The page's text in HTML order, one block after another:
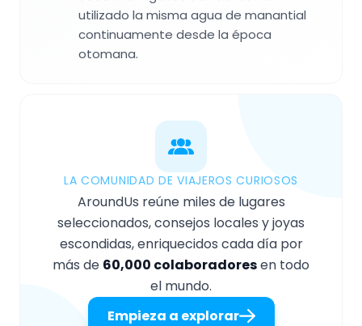
utilizado la misma agua de manantial
continuamente desde la época
otomana.
LA COMUNIDAD DE VIAJEROS CURIOSOS
AroundUs reúne miles de lugares
seleccionados, consejos locales y joyas
escondidas, enriquecidos cada día por
más de 60,000 colaboradoresen todo
el mundo.
Empieza a explorar